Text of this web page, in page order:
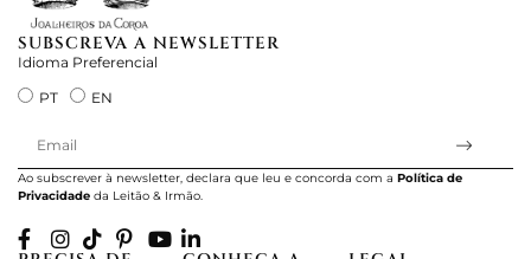
SUBSCREVA A NEWSLETTER
Idioma Preferencial
PT
EN
Ao subscrever à newsletter, declara que leu e concorda com a Política de
Privacidade da Leitão & Irmão.